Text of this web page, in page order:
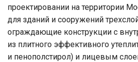
проектировании на территории
для зданий и сооружений
ограждающие конструкции с
из плитного эффективного
и пенополстирол) и лицевым